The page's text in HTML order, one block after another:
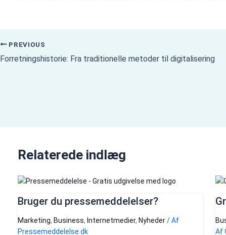
PREVIOUS
Forretningshistorie: Fra traditionelle metoder til digitalisering
Relaterede indlæg
Bruger du pressemeddelelser?
Marketing, Business, Internetmedier, Nyheder/ Af
Pressemeddelelse.dk
Af